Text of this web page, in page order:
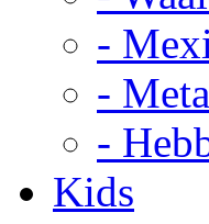
-
-
-
Kids